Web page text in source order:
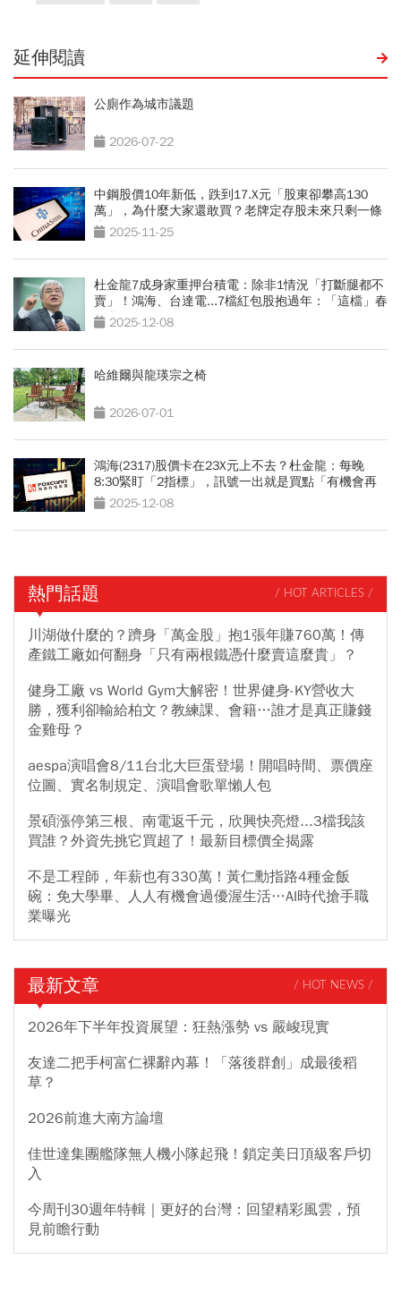
延伸閱讀
公廁作為城市議題
2026-07-22
中鋼股價10年新低，跌到17.X元「股東卻攀高130
萬」，為什麼大家還敢買？老牌定存股未來只剩一條
生路2025-11-25
杜金龍7成身家重押台積電：除非1情況「打斷腿都不
賣」！鴻海、台達電...7檔紅包股抱過年：「這檔」春
節必漲
2025-12-08
哈維爾與龍瑛宗之椅
2026-07-01
鴻海(2317)股價卡在23X元上不去？杜金龍：每晚
8:30緊盯「2指標」，訊號一出就是買點「有機會再
漲100元」
2025-12-08
熱門話題 / HOT ARTICLES /
川湖做什麼的？躋身「萬金股」抱1張年賺760萬！傳
產鐵工廠如何翻身「只有兩根鐵憑什麼賣這麼貴」？
健身工廠 vs World Gym大解密！世界健身-KY營收大
勝，獲利卻輸給柏文？教練課、會籍…誰才是真正賺錢
金雞母？
aespa演唱會8/11台北大巨蛋登場！開唱時間、票價座
位圖、實名制規定、演唱會歌單懶人包
景碩漲停第三根、南電返千元，欣興快亮燈...3檔我該
買誰？外資先挑它買超了！最新目標價全揭露
不是工程師，年薪也有330萬！黃仁勳指路4種金飯
碗：免大學畢、人人有機會過優渥生活…AI時代搶手職
業曝光
最新文章 / HOT NEWS /
2026年下半年投資展望：狂熱漲勢 vs 嚴峻現實
友達二把手柯富仁裸辭內幕！「落後群創」成最後稻
草？
2026前進大南方論壇
佳世達集團艦隊無人機小隊起飛！鎖定美日頂級客戶切
入
今周刊30週年特輯｜更好的台灣：回望精彩風雲，預
見前瞻行動